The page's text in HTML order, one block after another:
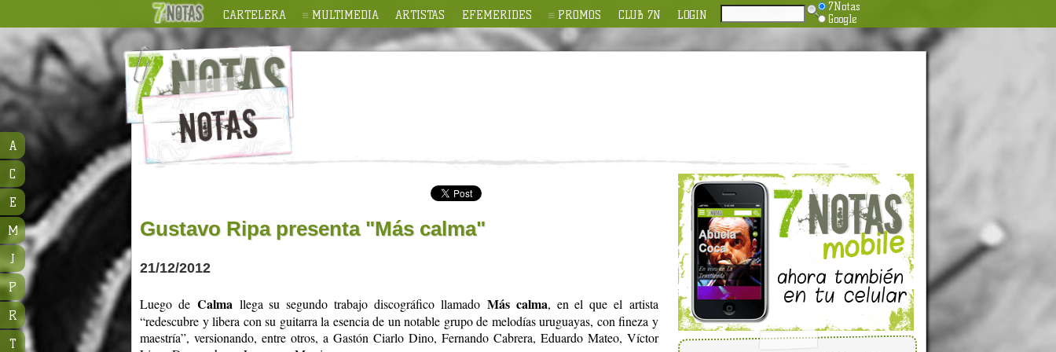
CARTELERA MULTIMEDIA ARTISTAS EFEMERIDES PROMOS CLUB 7N LOGIN
7Notas
Google
Gustavo Ripa presenta "Más calma"
21/12/2012
Luego de Calma llega su segundo trabajo discográfico llamado Más calma, en el que el artista
“redescubre y libera con su guitarra la esencia de un notable grupo de melodías uruguayas, con fineza y
maestría”, versionando, entre otros, a Gastón Ciarlo Dino, Fernando Cabrera, Eduardo Mateo, Víctor
A
C
E
M
J
P
R
T